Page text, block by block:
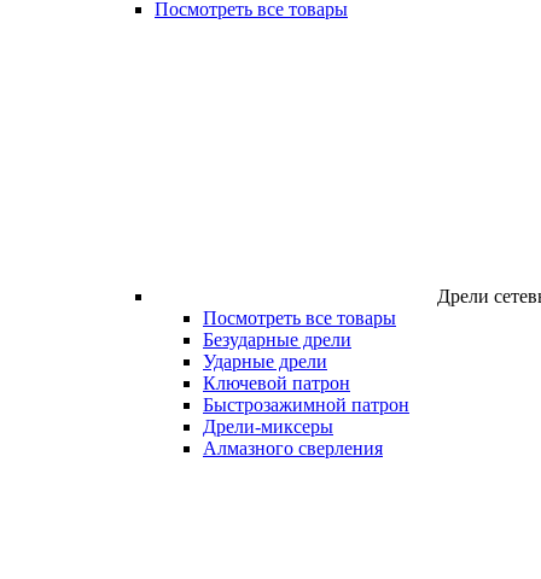
Посмотреть все товары
Дрели
Посмотреть все товары
Безударные дрели
Ударные дрели
Ключевой патрон
Быстрозажимной патрон
Дрели-миксеры
Алмазного сверления